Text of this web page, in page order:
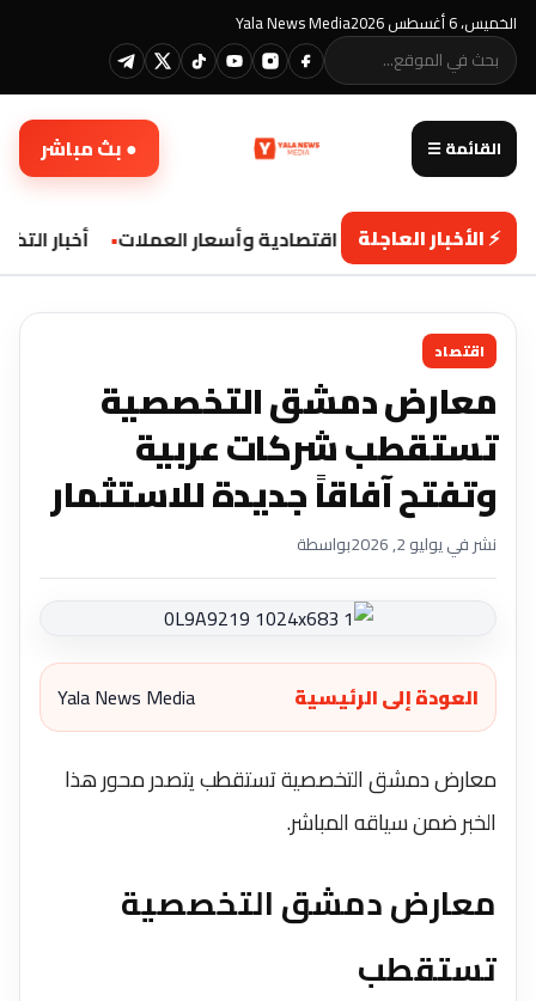
الخميس، 6 أغسطس 2026 Yala News Media
القائمة ☰ ● بث مباشر
⚡ الأخبار العاجلةتحديثات اقتصادية وأسعار العملات أخبار
اقتصاد
معارض دمشق التخصصية
تستقطب شركات عربية
وتفتح آفاقاً جديدة للاستثمار
نشر في يوليو 2, 2026 بواسطة
العودة إلى الرئيسية Yala News Media
معارض دمشق التخصصية تستقطب يتصدر محور هذا
الخبر ضمن سياقه المباشر.
معارض دمشق التخصصية
تستقطب